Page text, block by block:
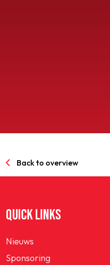
Back to overview
QUICK LINKS
Nieuws
Sponsoring